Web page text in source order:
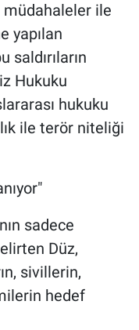
müdahaleler ile
yapılan
saldırıların
Hukuku
hukuku
ile terör niteliği
sadece
Düz,
sivillerin,
hedef